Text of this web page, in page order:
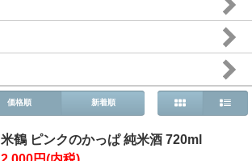
価格順 新着順
米鶴 ピンクのかっぱ 純米酒 720ml